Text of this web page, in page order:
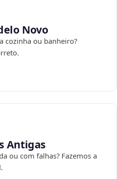
Novo
cozinha ou banheiro?
Antigas
ou com falhas? Fazemos a